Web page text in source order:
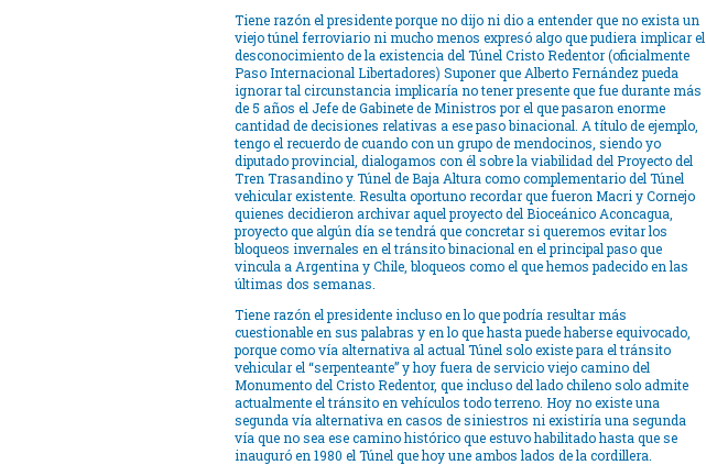
Tiene razón el presidente porque no dijo ni dio a entender que no exista un
viejo túnel ferroviario ni mucho menos expresó algo que pudiera implicar el
desconocimiento de la existencia del Túnel Cristo Redentor (oficialmente
Paso Internacional Libertadores) Suponer que Alberto Fernández pueda
ignorar tal circunstancia implicaría no tener presente que fue durante más
de 5 años el Jefe de Gabinete de Ministros por el que pasaron enorme
cantidad de decisiones relativas a ese paso binacional. A título de ejemplo,
tengo el recuerdo de cuando con un grupo de mendocinos, siendo yo
diputado provincial, dialogamos con él sobre la viabilidad del Proyecto del
Tren Trasandino y Túnel de Baja Altura como complementario del Túnel
vehicular existente. Resulta oportuno recordar que fueron Macri y Cornejo
quienes decidieron archivar aquel proyecto del Bioceánico Aconcagua,
proyecto que algún día se tendrá que concretar si queremos evitar los
bloqueos invernales en el tránsito binacional en el principal paso que
vincula a Argentina y Chile, bloqueos como el que hemos padecido en las
últimas dos semanas.
Tiene razón el presidente incluso en lo que podría resultar más
cuestionable en sus palabras y en lo que hasta puede haberse equivocado,
porque como vía alternativa al actual Túnel solo existe para el tránsito
vehicular el “serpenteante” y hoy fuera de servicio viejo camino del
Monumento del Cristo Redentor, que incluso del lado chileno solo admite
actualmente el tránsito en vehículos todo terreno. Hoy no existe una
segunda vía alternativa en casos de siniestros ni existiría una segunda
vía que no sea ese camino histórico que estuvo habilitado hasta que se
inauguró en 1980 el Túnel que hoy une ambos lados de la cordillera.